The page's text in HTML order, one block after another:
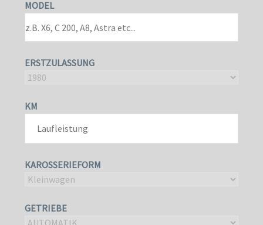
MODEL
ERSTZULASSUNG
KM
KAROSSERIEFORM
GETRIEBE